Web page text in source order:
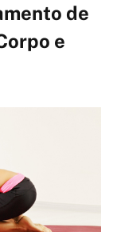
de
e